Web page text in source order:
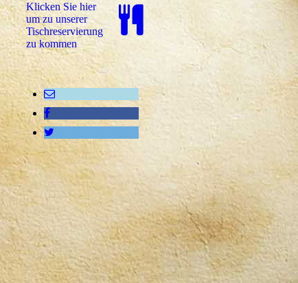
Klicken Sie hier
um zu unserer
Tisch­re­ser­vie­rung
zu kommen